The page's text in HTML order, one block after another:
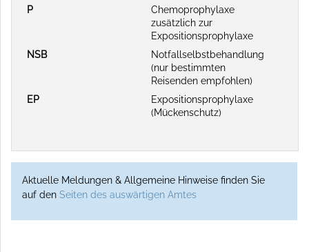
P
Chemoprophylaxe
zusätzlich zur
Expositionsprophylaxe
NSB
Notfallselbstbehandlung
(nur bestimmten
Reisenden empfohlen)
EP
Expositionsprophylaxe
(Mückenschutz)
Aktuelle Meldungen & Allgemeine Hinweise finden Sie
auf den Seiten des auswärtigen Amtes